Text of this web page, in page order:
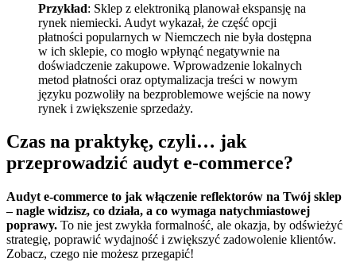
Przykład: Sklep z elektroniką planował ekspansję na
rynek niemiecki. Audyt wykazał, że część opcji
płatności popularnych w Niemczech nie była dostępna
w ich sklepie, co mogło wpłynąć negatywnie na
doświadczenie zakupowe. Wprowadzenie lokalnych
metod płatności oraz optymalizacja treści w nowym
języku pozwoliły na bezproblemowe wejście na nowy
rynek i zwiększenie sprzedaży.
Czas na praktykę, czyli… jak
przeprowadzić audyt e-commerce?
Audyt e-commerce to jak włączenie reflektorów na Twój sklep
– nagle widzisz, co działa, a co wymaga natychmiastowej
poprawy. To nie jest zwykła formalność, ale okazja, by odświeżyć
strategię, poprawić wydajność i zwiększyć zadowolenie klientów.
Zobacz, czego nie możesz przegapić!